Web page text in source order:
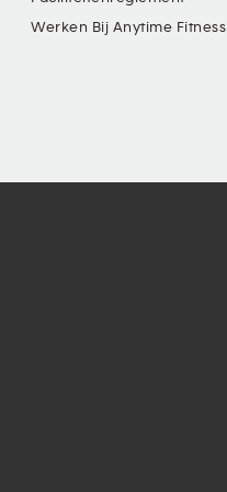
Werken Bij Anytime Fitness